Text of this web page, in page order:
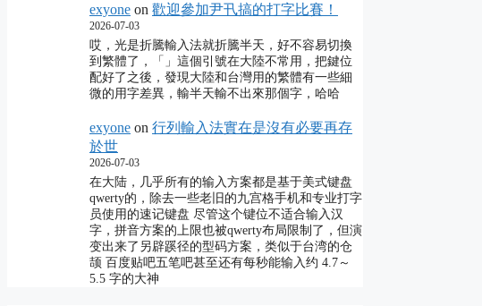
exyone on 歡迎參加尹卂搞的打字比賽！
2026-07-03
哎，光是折騰輸入法就折騰半天，好不容易切換
到繁體了，「」這個引號在大陸不常用，把鍵位
配好了之後，發現大陸和台灣用的繁體有一些細
微的用字差異，輸半天輸不出來那個字，哈哈
exyone on 行列輸入法實在是沒有必要再存
於世
2026-07-03
在大陆，几乎所有的输入方案都是基于美式键盘
qwerty的，除去一些老旧的九宫格手机和专业打字
员使用的速记键盘 尽管这个键位不适合输入汉
字，拼音方案的上限也被qwerty布局限制了，但演
变出来了另辟蹊径的型码方案，类似于台湾的仓
颉 百度贴吧五笔吧甚至还有每秒能输入约 4.7～
5.5 字的大神